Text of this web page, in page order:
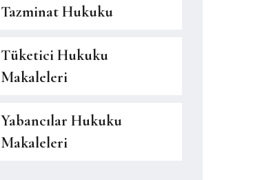
Tazminat Hukuku
Tüketici Hukuku
Makaleleri
Yabancılar Hukuku
Makaleleri